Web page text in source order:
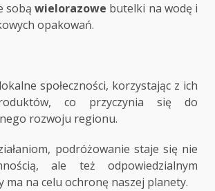
sobą wielorazowe butelki na wodę i
opakowań.
społeczności, korzystając z ich
co przyczynia się do
rozwoju regionu.
podróżowanie staje się nie
ale też odpowiedzialnym
ma na celu ochronę naszej planety.